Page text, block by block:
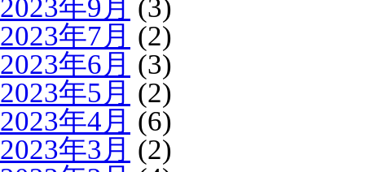
2023年9月 (3)
2023年7月 (2)
2023年6月 (3)
2023年5月 (2)
2023年4月 (6)
2023年3月 (2)